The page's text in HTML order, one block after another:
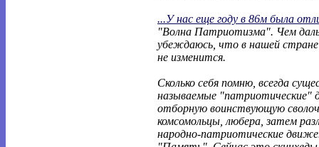
...У нас еще году в 86м была
"Волна Патриотизма". Чем
убеждаюсь, что в нашей стране
не изменится.
Сколько себя помню, всегда
называемые "патриотические"
отборную воинствующую
комсомольцы, любера, затем
народно-патриотические